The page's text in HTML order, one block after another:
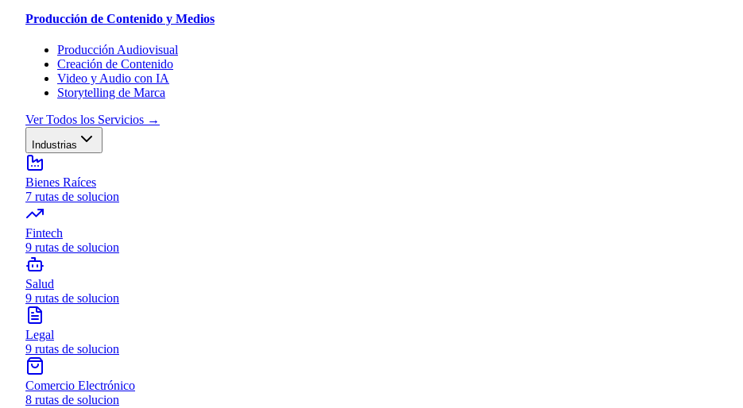
Producción de Contenido y Medios
Producción Audiovisual
Creación de Contenido
Video y Audio con IA
Storytelling de Marca
Ver Todos los Servicios →
Industrias
Bienes Raíces
7 rutas de solucion
Fintech
9 rutas de solucion
Salud
9 rutas de solucion
Legal
9 rutas de solucion
Comercio Electrónico
8 rutas de solucion